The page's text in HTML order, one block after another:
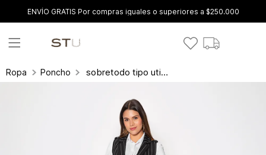
ENVÍO GRATIS Por compras iguales o superiores a $250.000
Ropa Ponchos y sobretodos sobretodo tipo utilitario con tirantes d